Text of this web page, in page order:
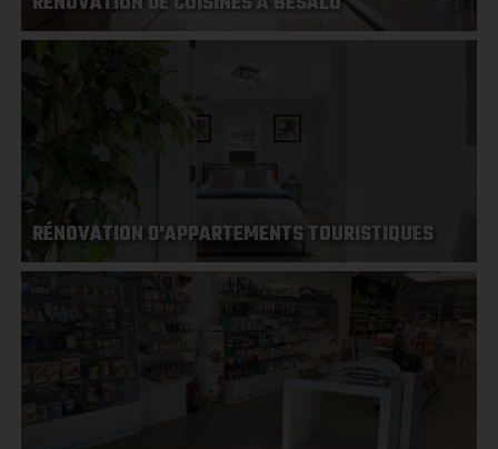
RÉNOVATION D'APPARTEMENTS TOURISTIQUES